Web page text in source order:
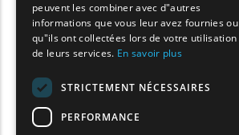
ROMANIAN
TURKISH
peuvent les combiner avec d"autres
informations que vous leur avez fournies ou
qu"ils ont collectées lors de votre utilisation
de leurs services. En savoir plus
STRICTEMENT NÉCESSAIRES
PERFORMANCE